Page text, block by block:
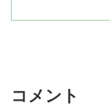
コメント